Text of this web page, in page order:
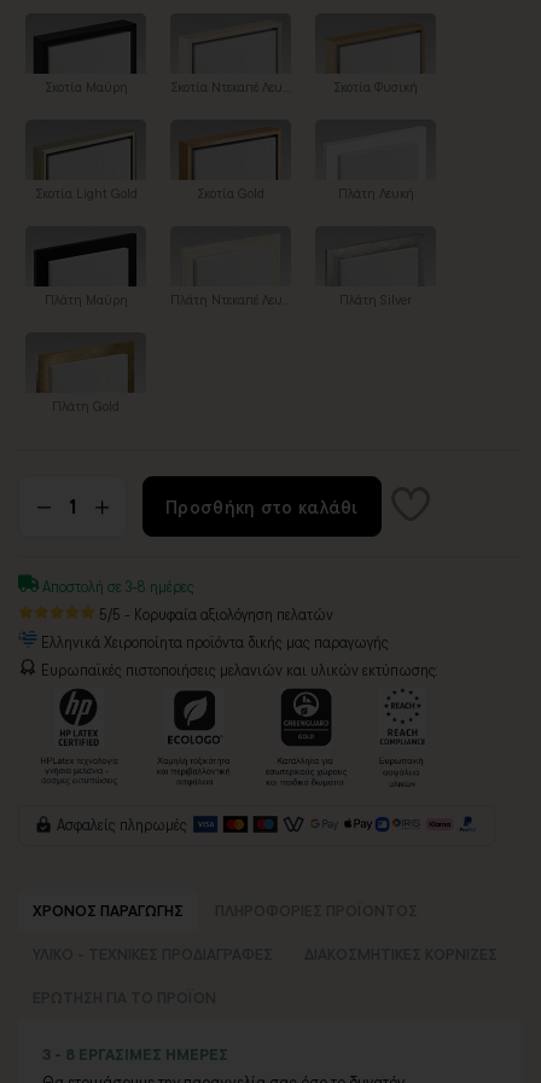
Σκοτία Μαύρη Σκοτία Φυσική
Σκοτία Light Gold Σκοτία Gold Πλάτη Λευκή
Πλάτη Μαύρη Πλάτη Silver
Πλάτη Gold
Προσθήκη στο καλάθι
Αποστολή σε 3-8 ημέρες
5/5 - Κορυφαία αξιολόγηση πελατών
Ελληνικά Χειροποίητα προϊόντα δικής μας παραγωγής
Ευρωπαϊκές πιστοποιήσεις μελανιών και υλικών εκτύπωσης:
Ασφαλείς πληρωμές
ΧΡΟΝΟΣ ΠΑΡΑΓΩΓΗΣ
3 - 8 ΕΡΓΑΣΙΜΕΣ ΗΜΕΡΕΣ